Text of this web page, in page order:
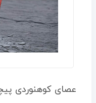
عصای کوهنوردی